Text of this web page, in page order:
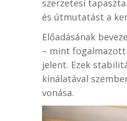
szerzetesi
és útmutatást a
Előadásának
– mint
jelent. Ezek
kínálatával
vonása.